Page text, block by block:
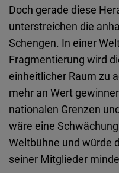
Doch gerade diese
unterstreichen die
Schengen. In einer
Fragmentierung wird
einheitlicher Raum zu
mehr an Wert
nationalen Grenzen
wäre eine
Weltbühne und würde
seiner Mitglieder